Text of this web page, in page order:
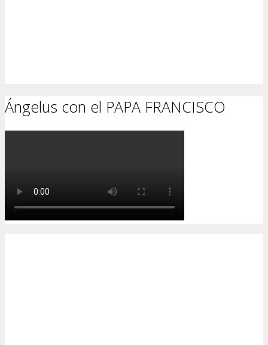
Ángelus con el PAPA FRANCISCO